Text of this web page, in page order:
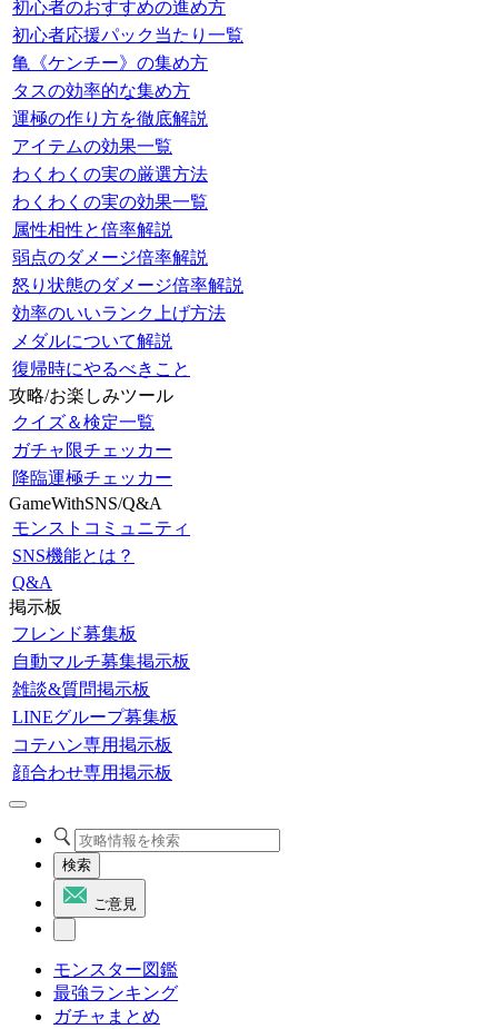
初心者のおすすめの進め方
初心者応援パック当たり一覧
亀《ケンチー》の集め方
タスの効率的な集め方
運極の作り方を徹底解説
アイテムの効果一覧
わくわくの実の厳選方法
わくわくの実の効果一覧
属性相性と倍率解説
弱点のダメージ倍率解説
怒り状態のダメージ倍率解説
効率のいいランク上げ方法
メダルについて解説
復帰時にやるべきこと
攻略/お楽しみツール
クイズ＆検定一覧
ガチャ限チェッカー
降臨運極チェッカー
GameWithSNS/Q&A
モンストコミュニティ
SNS機能とは？
Q&A
掲示板
フレンド募集板
自動マルチ募集掲示板
雑談&質問掲示板
LINEグループ募集板
コテハン専用掲示板
顔合わせ専用掲示板
検索
ご意見
モンスター図鑑
最強ランキング
ガチャまとめ